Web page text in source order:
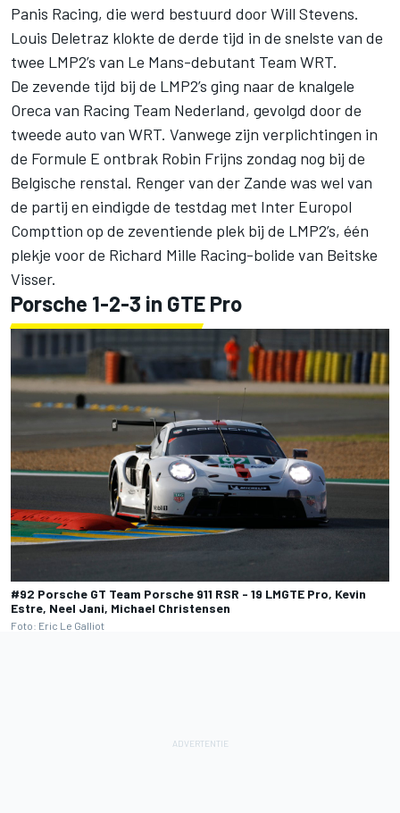
Panis Racing, die werd bestuurd door Will Stevens.
Louis Deletraz klokte de derde tijd in de snelste van de
twee LMP2’s van Le Mans-debutant Team WRT.
De zevende tijd bij de LMP2’s ging naar de knalgele
Oreca van Racing Team Nederland, gevolgd door de
tweede auto van WRT. Vanwege zijn verplichtingen in
de Formule E ontbrak Robin Frijns zondag nog bij de
Belgische renstal. Renger van der Zande was wel van
de partij en eindigde de testdag met Inter Europol
Compttion op de zeventiende plek bij de LMP2’s, één
plekje voor de Richard Mille Racing-bolide van Beitske
Visser.
Porsche 1-2-3 in GTE Pro
#92 Porsche GT Team Porsche 911 RSR - 19 LMGTE Pro, Kevin
Estre, Neel Jani, Michael Christensen
Foto: Eric Le Galliot